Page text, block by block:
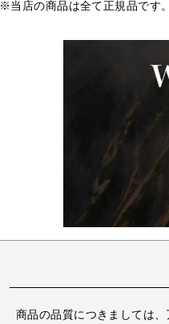
※当店の商品は全て正規品です。
商品の品質につきましては